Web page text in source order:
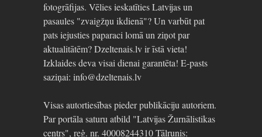
fotogrāfijas. Vēlies ieskatīties Latvijas un
pasaules "zvaigžņu ikdienā"? Un varbūt pat
pats iejusties paparaci lomā un ziņot par
aktualitātēm? Dzeltenais.lv ir īstā vieta!
Izklaides deva visai dienai garantēta! E-pasts
saziņai: info@dzeltenais.lv
Visas autortiesības pieder publikāciju autoriem.
Par portāla saturu atbild "Latvijas Žurnālistikas
centrs", reģ. nr. 40008244310 Tālrunis: